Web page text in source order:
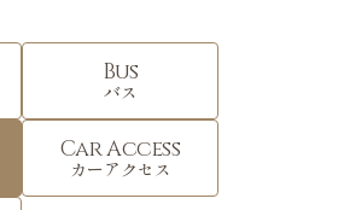
Bus
バス
Car Access
カーアクセス